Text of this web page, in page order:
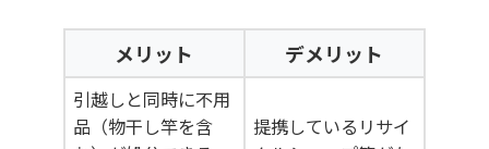
メリット デメリット
引越しと同時に不用
品（物干し竿を含
提携しているリサイ